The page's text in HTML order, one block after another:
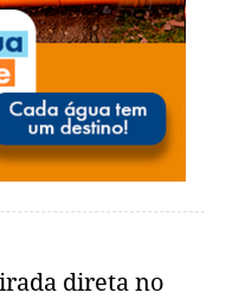
direta no